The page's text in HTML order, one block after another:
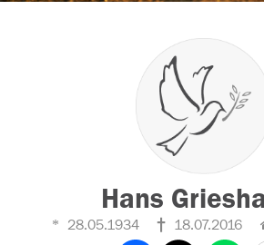
Hans
28.05.1934 18.07.2016